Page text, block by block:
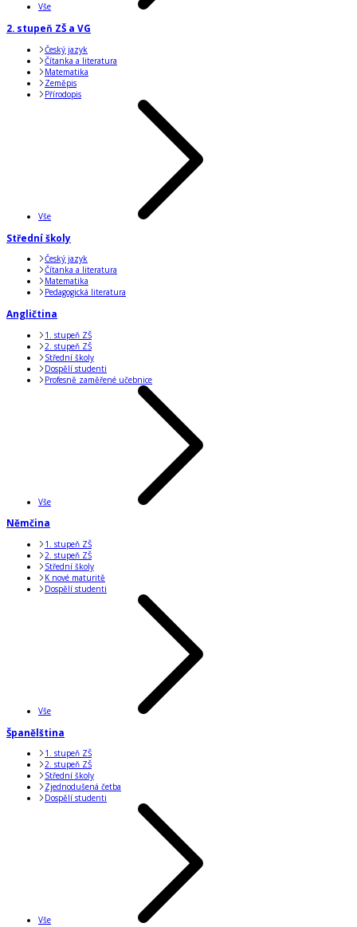
Vše
2. stupeň ZŠ a VG
Český jazyk
Čítanka a literatura
Matematika
Zeměpis
Přírodopis
Vše
Střední školy
Český jazyk
Čítanka a literatura
Matematika
Pedagogická literatura
Angličtina
1. stupeň ZŠ
2. stupeň ZŠ
Střední školy
Dospělí studenti
Profesně zaměřené učebnice
Vše
Němčina
1. stupeň ZŠ
2. stupeň ZŠ
Střední školy
K nové maturitě
Dospělí studenti
Vše
Španělština
1. stupeň ZŠ
2. stupeň ZŠ
Střední školy
Zjednodušená četba
Dospělí studenti
Vše